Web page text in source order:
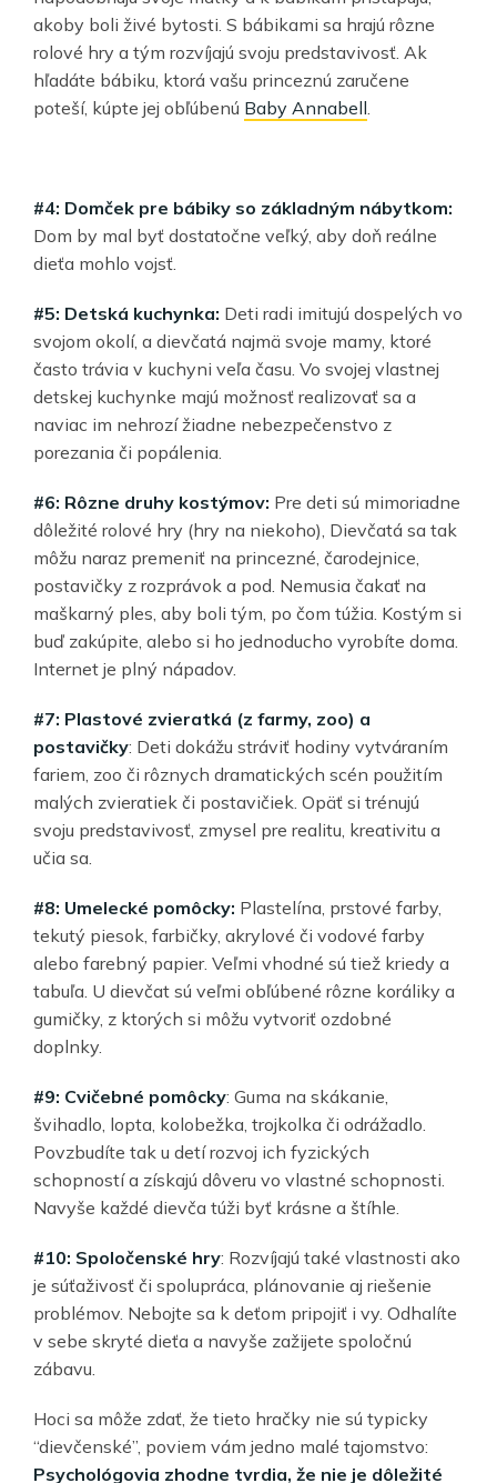
akoby boli živé bytosti. S bábikami sa hrajú rôzne
rolové hry a tým rozvíjajú svoju predstavivosť. Ak
hľadáte bábiku, ktorá vašu princeznú zaručene
poteší, kúpte jej obľúbenú Baby Annabell.
#4: Domček pre bábiky so základným nábytkom:
Dom by mal byť dostatočne veľký, aby doň reálne
dieťa mohlo vojsť.
#5: Detská kuchynka: Deti radi imitujú dospelých vo
svojom okolí, a dievčatá najmä svoje mamy, ktoré
často trávia v kuchyni veľa času. Vo svojej vlastnej
detskej kuchynke majú možnosť realizovať sa a
naviac im nehrozí žiadne nebezpečenstvo z
porezania či popálenia.
#6: Rôzne druhy kostýmov: Pre deti sú mimoriadne
dôležité rolové hry (hry na niekoho), Dievčatá sa tak
môžu naraz premeniť na princezné, čarodejnice,
postavičky z rozprávok a pod. Nemusia čakať na
maškarný ples, aby boli tým, po čom túžia. Kostým si
buď zakúpite, alebo si ho jednoducho vyrobíte doma.
Internet je plný nápadov.
#7: Plastové zvieratká (z farmy, zoo) a
postavičky: Deti dokážu stráviť hodiny vytváraním
fariem, zoo či rôznych dramatických scén použitím
malých zvieratiek či postavičiek. Opäť si trénujú
svoju predstavivosť, zmysel pre realitu, kreativitu a
učia sa.
#8: Umelecké pomôcky: Plastelína, prstové farby,
tekutý piesok, farbičky, akrylové či vodové farby
alebo farebný papier. Veľmi vhodné sú tiež kriedy a
tabuľa. U dievčat sú veľmi obľúbené rôzne koráliky a
gumičky, z ktorých si môžu vytvoriť ozdobné
doplnky.
#9: Cvičebné pomôcky: Guma na skákanie,
švihadlo, lopta, kolobežka, trojkolka či odrážadlo.
Povzbudíte tak u detí rozvoj ich fyzických
schopností a získajú dôveru vo vlastné schopnosti.
Navyše každé dievča túži byť krásne a štíhle.
#10: Spoločenské hry: Rozvíjajú také vlastnosti ako
je súťaživosť či spolupráca, plánovanie aj riešenie
problémov. Nebojte sa k deťom pripojiť i vy. Odhalíte
v sebe skryté dieťa a navyše zažijete spoločnú
zábavu.
Hoci sa môže zdať, že tieto hračky nie sú typicky
“dievčenské”, poviem vám jedno malé tajomstvo:
Psychológovia zhodne tvrdia, že nie je dôležité